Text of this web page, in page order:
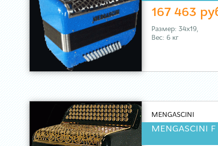
167 463
Размер: 34х19,
Вес: 6 кг
MENGASCINI
MENGASCINI F